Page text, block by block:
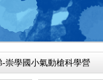
崇學國小氣動槍科學營